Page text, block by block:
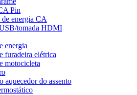
Pin
de energia CA
tomada HDMI
energia
furadeira elétrica
motocicleta
aquecedor do assento